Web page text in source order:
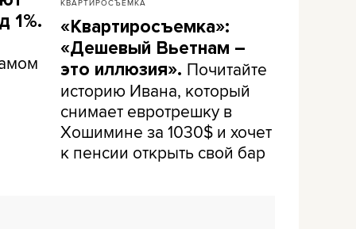
1%.
КВАРТИРОСЪЕМКА
«Квартиросъемка»:
«Дешевый Вьетнам –
это иллюзия». Почитайте
историю Ивана, который
снимает евротрешку в
Хошимине за 1030$ и хочет
к пенсии открыть свой бар